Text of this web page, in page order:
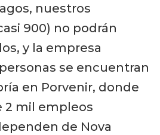
nuestros
900) no podrán
y la empresa
se encuentran
en Porvenir, donde
2 mil empleos
de Nova